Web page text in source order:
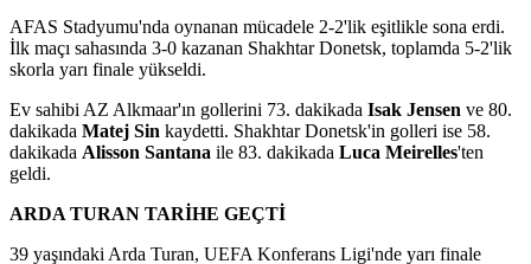
AFAS Stadyumu'nda oynanan mücadele 2-2'lik eşitlikle sona erdi.
İlk maçı sahasında 3-0 kazanan Shakhtar Donetsk, toplamda 5-2'lik
skorla yarı finale yükseldi.
Ev sahibi AZ Alkmaar'ın gollerini 73. dakikada Isak Jensen ve 80.
dakikada Matej Sin kaydetti. Shakhtar Donetsk'in golleri ise 58.
dakikada Alisson Santana ile 83. dakikada Luca Meirelles'ten
geldi.
ARDA TURAN TARİHE GEÇTİ
39 yaşındaki Arda Turan, UEFA Konferans Ligi'nde yarı finale